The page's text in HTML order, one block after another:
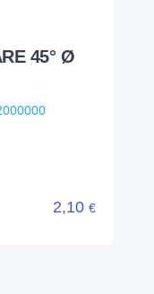
45° Ø
2,10 €